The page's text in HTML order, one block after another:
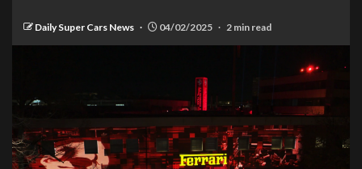
Daily Super Cars News 04/02/2025 2 min read